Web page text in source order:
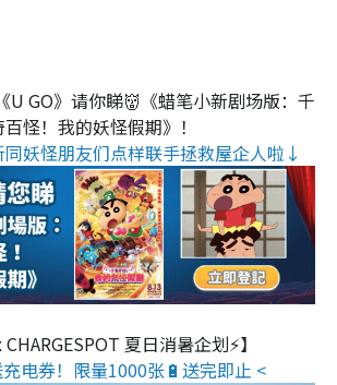
U GO》请你睇👹《蜡笔小新剧场版：千
怪！我的妖怪假期》！
妖怪朋友们点样联手拯救屋企人啦↓
CHARGESPOT 夏日消暑企划⚡】
电券！限量1000张🔋送完即止 <